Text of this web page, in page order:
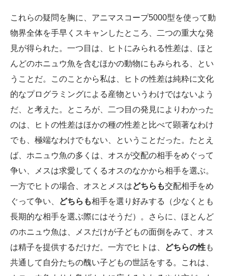
これらの疑問を胸に、アニマスコープ5000型を使って動
物界全体を手早くスキャンしたところ、二つの重大な発
見が得られた。一つ目は、ヒトにみられる性差は、ほと
んどのホニュウ魚を含むほかの動物にもみられる、とい
うことだ。このことから私は、ヒトの性差は純粋に文化
的なプログラミングによる産物というわけではないよう
だ、と考えた。ところが、二つ目の発見によりわかった
のは、ヒトの性差はほかの種の性差と比べて顕著なわけ
でも、極端なわけでもない、ということだった。たとえ
ば、ホニュウ魚の多くは、オスが交配の相手をめぐって
争い、メスは求愛してくるオスのなかから相手を選ぶ。
一方でヒトの場合、オスとメスはどちらも交配相手をめ
ぐって争い、
どちらも相手を選り好みする（少なくとも
長期的な相手を選ぶ際にはそうだ）。さらに、ほとんど
のホニュウ魚は、メスだけが子どもの面倒をみて、オス
は精子を提供するだけだ。一方でヒトは、
どちらの性も
共通して自分たちの醜い子どもの世話をする。これは、